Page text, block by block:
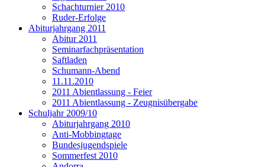
Schachturnier 2010
Ruder-Erfolge
Abiturjahrgang 2011
Abitur 2011
Seminarfachpräsentation
Saftladen
Schumann-Abend
11.11.2010
2011 Abientlassung - Feier
2011 Abientlassung - Zeugnisübergabe
Schuljahr 2009/10
Abiturjahrgang 2010
Anti-Mobbingtage
Bundesjugendspiele
Sommerfest 2010